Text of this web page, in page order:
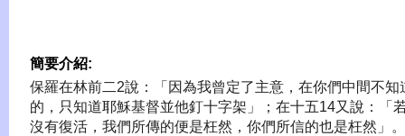
簡要介紹:
保羅在林前二2說：「因為我曾定了主意，在你們中間不知
的，只知道耶穌基督並他釘十字架」；在十五14又說：「
沒有復活，我們所傳的便是枉然，你們所信的也是枉然」